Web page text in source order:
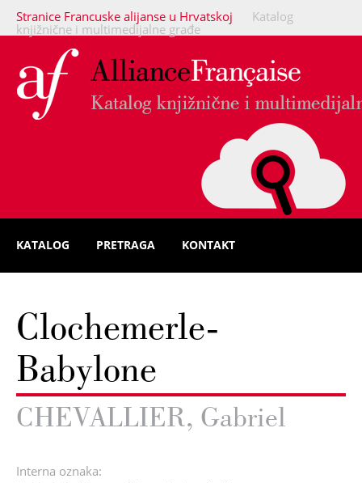
Stranice Francuske alijanse u Hrvatskoj
Katalog
knjižnične i multimedijalne građe
KATALOG PRETRAGA KONTAKT
Clochemerle-
Babylone
CHEVALLIER, Gabriel
Interna oznaka: